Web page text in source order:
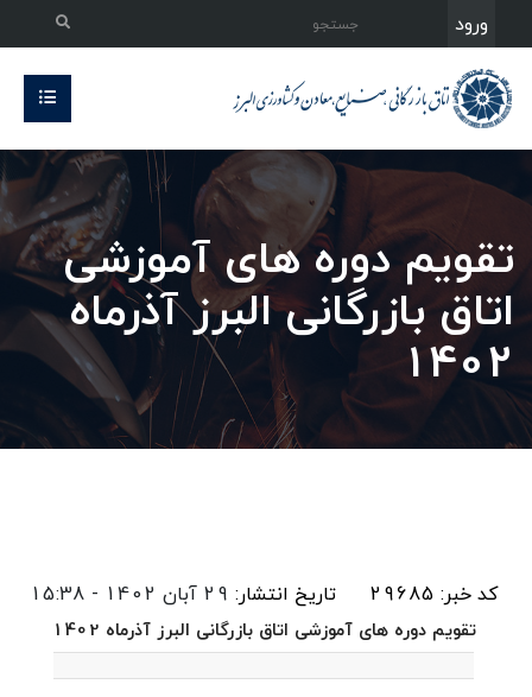
ورود
تقویم دوره های آموزشی
اتاق بازرگانی البرز آذرماه
1402
کد خبر: 29685 تاریخ انتشار: 29 آبان 1402 - 15:38
تقویم دوره های آموزشی اتاق بازرگانی البرز آذرماه 1402